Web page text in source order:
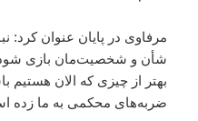
مرفاوی در پایان عنوان کرد:
شأن و شخصیت‌مان بازی
بهتر از چیزی که الان هستیم
ضربه‌های محکمی به ما زده